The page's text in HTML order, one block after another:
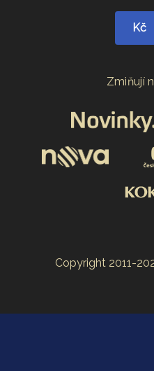
Kč
Zmiňují
Copyright 2011-